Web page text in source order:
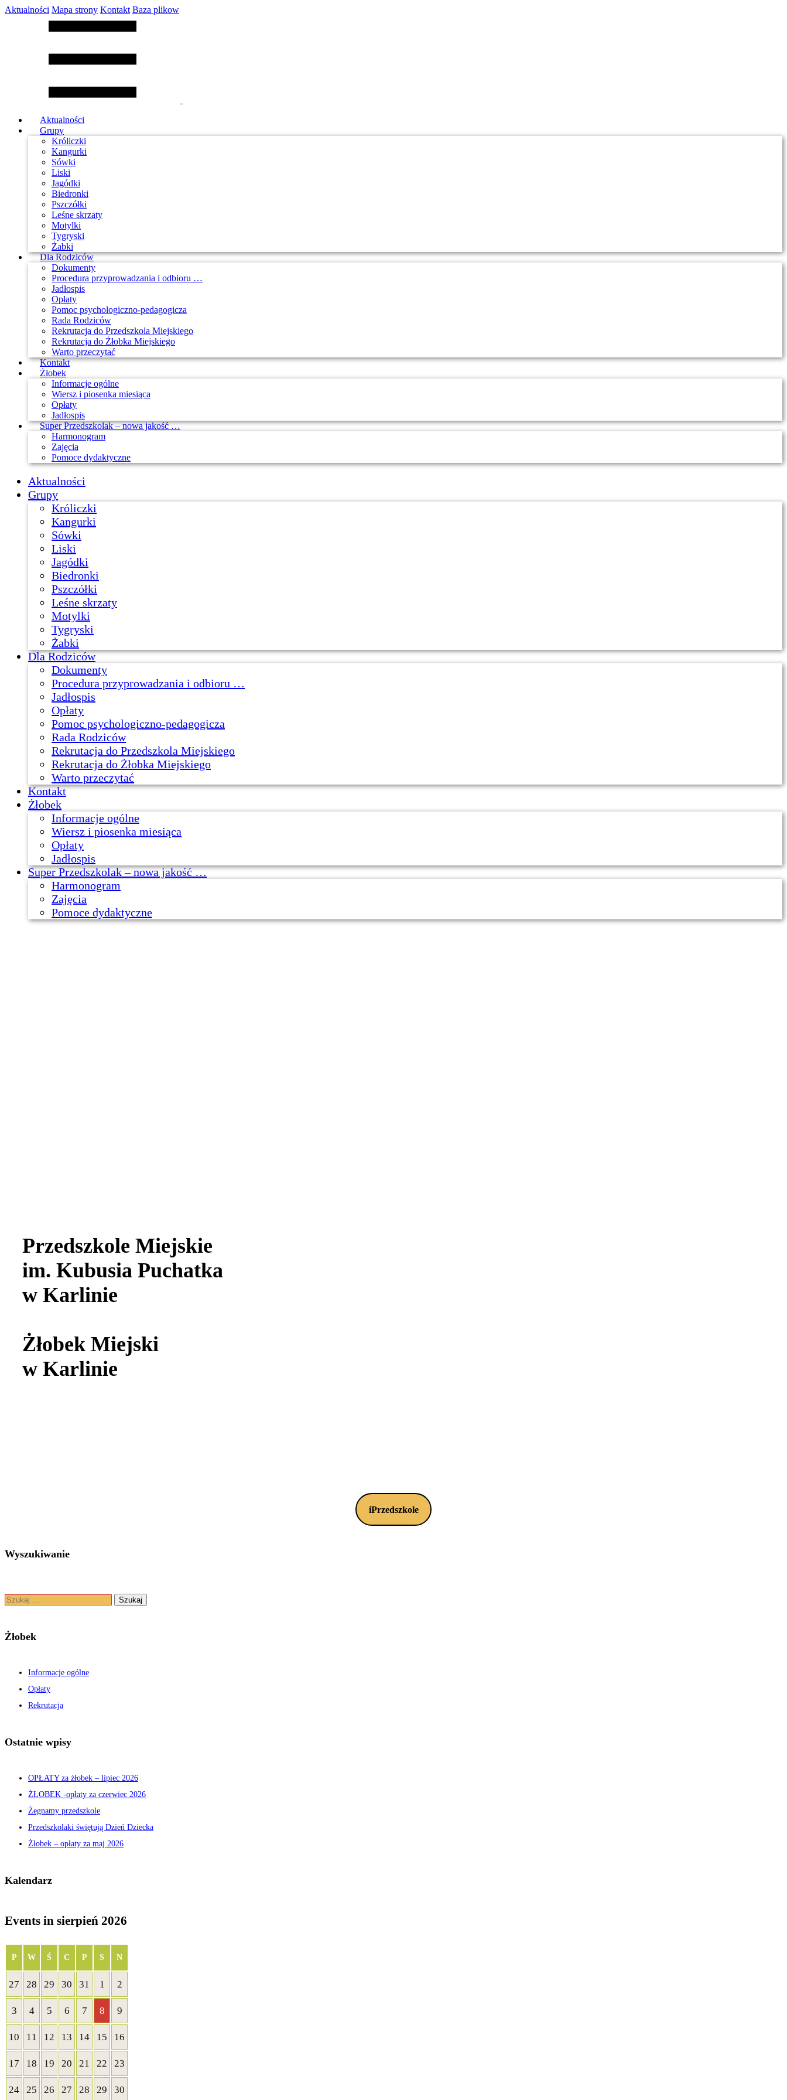
Aktualności Mapa strony Kontakt Baza plikow
Aktualności
Grupy
Króliczki
Kangurki
Sówki
Liski
Jagódki
Biedronki
Pszczółki
Leśne skrzaty
Motylki
Tygryski
Żabki
Dla Rodziców
Dokumenty
Procedura przyprowadzania i odbioru …
Jadłospis
Opłaty
Pomoc psychologiczno-pedagogicza
Rada Rodziców
Rekrutacja do Przedszkola Miejskiego
Rekrutacja do Żłobka Miejskiego
Warto przeczytać
Kontakt
Żłobek
Informacje ogólne
Wiersz i piosenka miesiąca
Opłaty
Jadłospis
Super Przedszkolak – nowa jakość …
Harmonogram
Zajęcia
Pomoce dydaktyczne
Aktualności
Grupy
Króliczki
Kangurki
Sówki
Liski
Jagódki
Biedronki
Pszczółki
Leśne skrzaty
Motylki
Tygryski
Żabki
Dla Rodziców
Dokumenty
Procedura przyprowadzania i odbioru …
Jadłospis
Opłaty
Pomoc psychologiczno-pedagogicza
Rada Rodziców
Rekrutacja do Przedszkola Miejskiego
Rekrutacja do Żłobka Miejskiego
Warto przeczytać
Kontakt
Żłobek
Informacje ogólne
Wiersz i piosenka miesiąca
Opłaty
Jadłospis
Super Przedszkolak – nowa jakość …
Harmonogram
Zajęcia
Pomoce dydaktyczne
Przedszkole Miejskie
im. Kubusia Puchatka
w Karlinie
Żłobek Miejski
w Karlinie
iPrzedszkole
Wyszukiwanie
Szukaj:
Żłobek
Informacje ogólne
Opłaty
Rekrutacja
Ostatnie wpisy
OPŁATY za żłobek – lipiec 2026
ŻŁOBEK -opłaty za czerwiec 2026
Żegnamy przedszkole
Przedszkolaki świętują Dzień Dziecka
Żłobek – opłaty za maj 2026
Kalendarz
Events in sierpień 2026
PPONIEDZIAŁEK
WWTOREK
ŚŚRODA
C CZWARTEK
PPIĄTEK
SSOBOTA
NNIEDZIELA
27 27
2026
28 28
2026
29 29
2026
30 30
2026
31
2026
1
2026
22
2026
33
2026
44
2026
55
2026
66
2026
77
2026
88
2026
99
2026
10 10
2026
11 11
2026
12 12
2026
13 13
2026
1414
2026
15 15
2026
16
2026
17 1718 1819 1920 2021 2122 2223
242425 2526 2627 2728 2829 2930